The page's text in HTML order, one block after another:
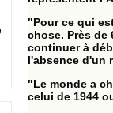
"Pour ce qui
chose. Près de
continuer à
l'absence d'un
"Le monde a
celui de 1944